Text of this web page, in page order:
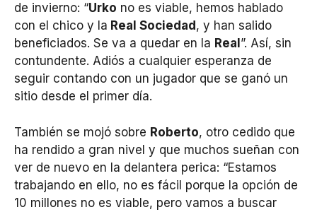
de invierno: “Urko no es viable, hemos hablado
con el chico y la Real Sociedad , y han salido
beneficiados. Se va a quedar en la Real ”. Así, sin
contundente. Adiós a cualquier esperanza de
seguir contando con un jugador que se ganó un
sitio desde el primer día.
También se mojó sobre Roberto, otro cedido que
ha rendido a gran nivel y que muchos sueñan con
ver de nuevo en la delantera perica: “Estamos
trabajando en ello, no es fácil porque la opción de
10 millones no es viable, pero vamos a buscar